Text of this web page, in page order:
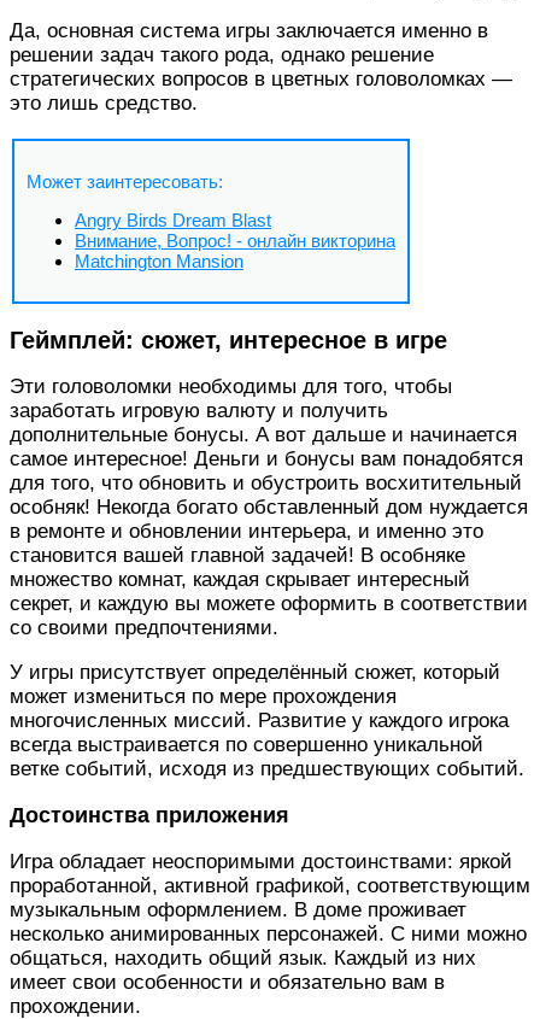
Да, основная система игры заключается именно в
решении задач такого рода, однако решение
стратегических вопросов в цветных головоломках —
это лишь средство.
Может заинтересовать:
Angry Birds Dream Blast
Внимание, Вопрос! - онлайн викторина
Matchington Mansion
Геймплей: сюжет, интересное в игре
Эти головоломки необходимы для того, чтобы
заработать игровую валюту и получить
дополнительные бонусы. А вот дальше и начинается
самое интересное! Деньги и бонусы вам понадобятся
для того, что обновить и обустроить восхитительный
особняк! Некогда богато обставленный дом нуждается
в ремонте и обновлении интерьера, и именно это
становится вашей главной задачей! В особняке
множество комнат, каждая скрывает интересный
секрет, и каждую вы можете оформить в соответствии
со своими предпочтениями.
У игры присутствует определённый сюжет, который
может измениться по мере прохождения
многочисленных миссий. Развитие у каждого игрока
всегда выстраивается по совершенно уникальной
ветке событий, исходя из предшествующих событий.
Достоинства приложения
Игра обладает неоспоримыми достоинствами: яркой
проработанной, активной графикой, соответствующим
музыкальным оформлением. В доме проживает
несколько анимированных персонажей. С ними можно
общаться, находить общий язык. Каждый из них
имеет свои особенности и обязательно вам в
прохождении.